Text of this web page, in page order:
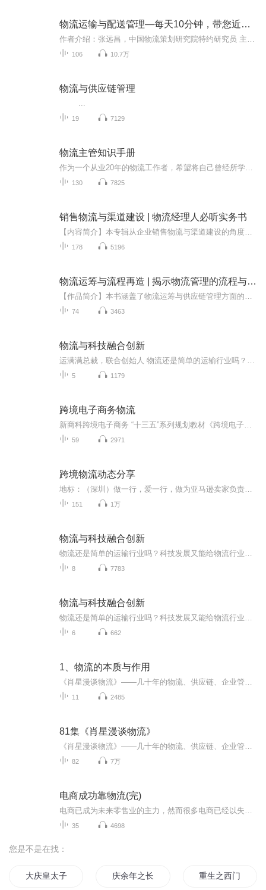
物流运输与配送管理—每天10分钟，带您近现代物流
106 10.7万
物流与供应链管理
19 7129
物流主管知识手册
130 7825
销售物流与渠道建设 | 物流经理人必听实务书
178 5196
物流运筹与流程再造 | 揭示物流管理的流程与战略
74 3463
物流与科技融合创新
5 1179
跨境电子商务物流
59 2971
跨境物流动态分享
151 1万
物流与科技融合创新
8 7783
物流与科技融合创新
6 662
1、物流的本质与作用
11 2485
81集《肖星漫谈物流》
82 7万
电商成功靠物流(完)
35 4698
您是不是在找：
大庆皇太子 庆余年之长歌行 重生之西门庆